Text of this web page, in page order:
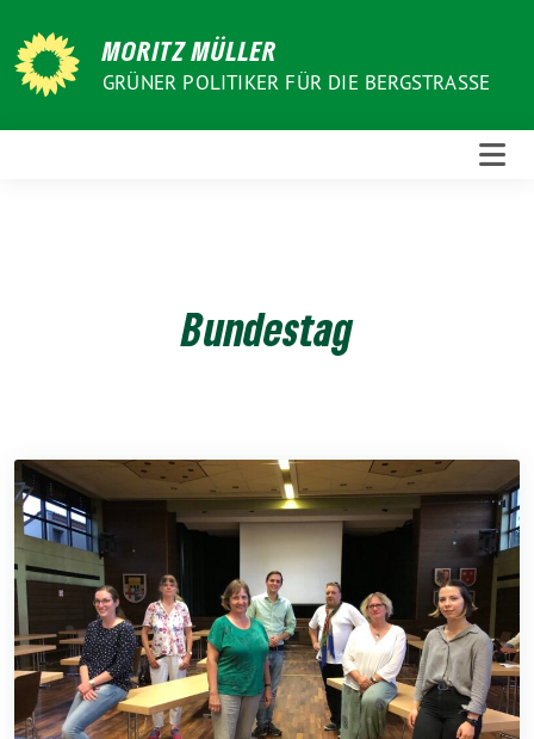
zum
Inhalt
MORITZ MÜLLER
GRÜNER POLITIKER FÜR DIE BERGSTRASSE
Bundestag